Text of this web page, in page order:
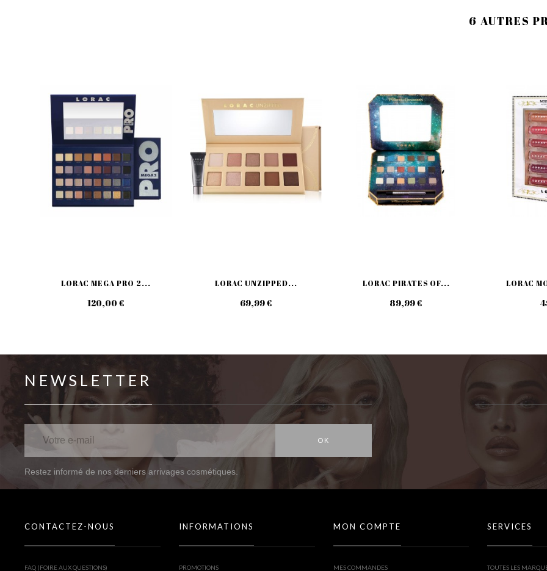
6 AUTRES
LORAC MEGA PRO 2...
120,00 €
LORAC UNZIPPED...
69,99 €
LORAC PIRATES OF...
89,99 €
LORAC
NEWSLETTER
OK
Restez informé de nos derniers arrivages cosmétiques.
CONTACTEZ-NOUS
FAQ (FOIRE AUX QUESTIONS)
INFORMATIONS
PROMOTIONS
MON COMPTE
MES COMMANDES
SERVICES
TOUTES LES